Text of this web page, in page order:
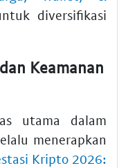
diversifikasi
Keamanan
utama dalam
menerapkan
Kripto 2026: